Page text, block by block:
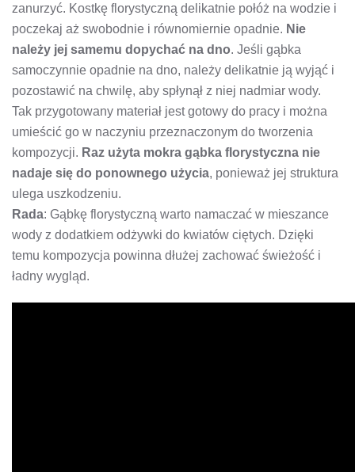
zanurzyć. Kostkę florystyczną delikatnie połóż na wodzie i
poczekaj aż swobodnie i równomiernie opadnie. Nie
należy jej samemu dopychać na dno. Jeśli gąbka
samoczynnie opadnie na dno, należy delikatnie ją wyjąć i
pozostawić na chwilę, aby spłynął z niej nadmiar wody.
Tak przygotowany materiał jest gotowy do pracy i można
umieścić go w naczyniu przeznaczonym do tworzenia
kompozycji. Raz użyta mokra gąbka florystyczna nie
nadaje się do ponownego użycia, ponieważ jej struktura
ulega uszkodzeniu.
Rada: Gąbkę florystyczną warto namaczać w mieszance
wody z dodatkiem odżywki do kwiatów ciętych. Dzięki
temu kompozycja powinna dłużej zachować świeżość i
ładny wygląd.